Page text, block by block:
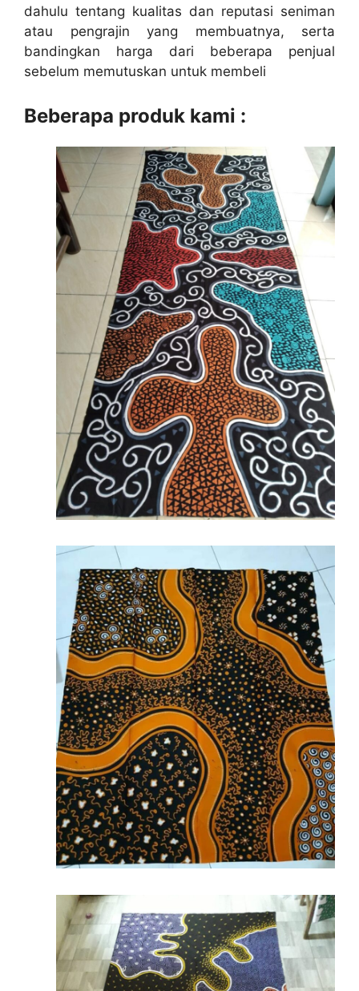
dahulu tentang kualitas dan reputasi seniman
atau pengrajin yang membuatnya, serta
bandingkan harga dari beberapa penjual
sebelum memutuskan untuk membeli
Beberapa produk kami :